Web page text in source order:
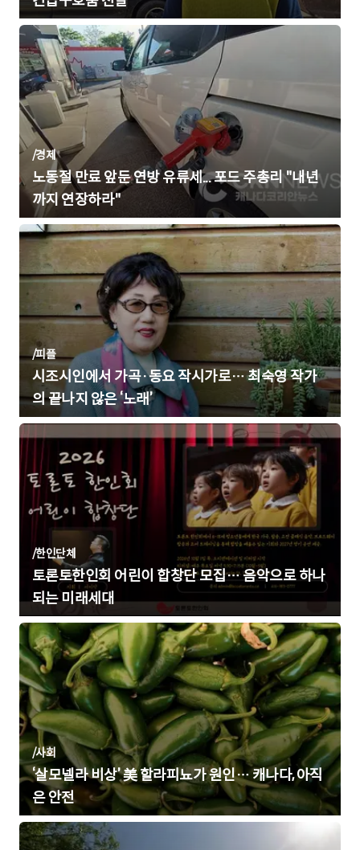
/경제
노동절 만료 앞둔 연방 유류세... 포드 주총리 "내년
까지 연장하라"
/피플
시조시인에서 가곡·동요 작시가로… 최숙영 작가
의 끝나지 않은 ‘노래’
/한인단체
토론토한인회 어린이 합창단 모집… 음악으로 하나
되는 미래세대
/사회
‘살모넬라 비상’ 美 할라피뇨가 원인… 캐나다, 아직
은 안전